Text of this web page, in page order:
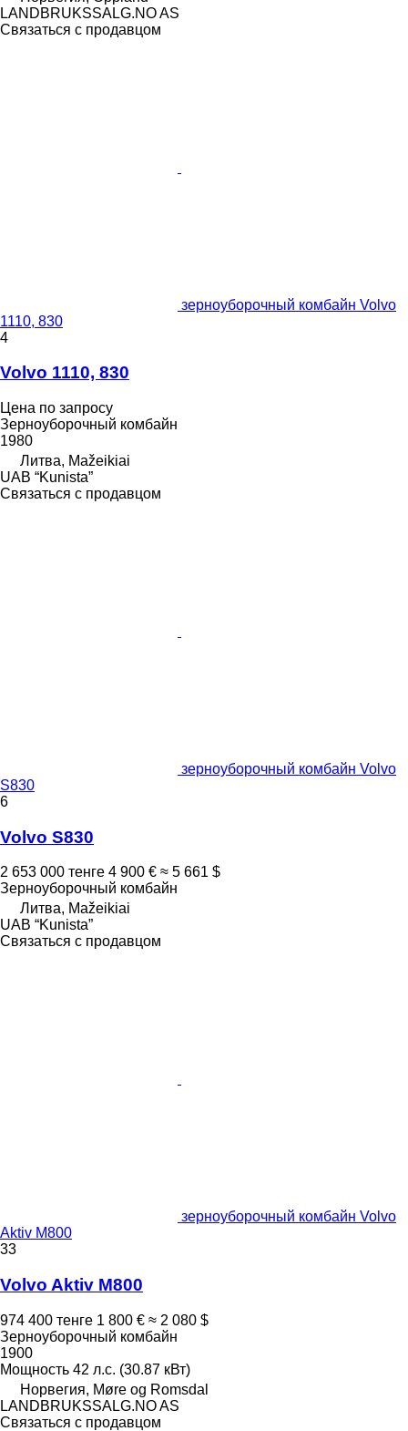
LANDBRUKSSALG.NO AS
Связаться с продавцом
зерноуборочный комбайн Volvo
1110, 830
4
Volvo 1110, 830
Цена по запросу
Зерноуборочный комбайн
1980
Литва, Mažeikiai
UAB “Kunista”
Связаться с продавцом
зерноуборочный комбайн Volvo
S830
6
Volvo S830
2 653 000 тенге 4 900 € ≈ 5 661 $
Зерноуборочный комбайн
Литва, Mažeikiai
UAB “Kunista”
Связаться с продавцом
зерноуборочный комбайн Volvo
Aktiv M800
33
Volvo Aktiv M800
974 400 тенге 1 800 € ≈ 2 080 $
Зерноуборочный комбайн
1900
Мощность 42 л.с. (30.87 кВт)
Норвегия, Møre og Romsdal
LANDBRUKSSALG.NO AS
Связаться с продавцом